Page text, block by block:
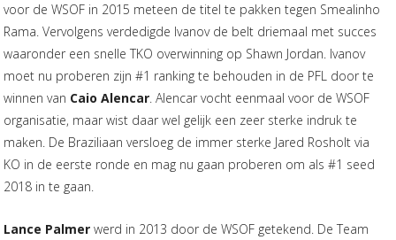
voor de WSOF in 2015 meteen de titel te pakken tegen Smealinho
Rama. Vervolgens verdedigde Ivanov de belt driemaal met succes
waaronder een snelle TKO overwinning op Shawn Jordan. Ivanov
moet nu proberen zijn #1 ranking te behouden in de PFL door te
winnen van Caio Alencar. Alencar vocht eenmaal voor de WSOF
organisatie, maar wist daar wel gelijk een zeer sterke indruk te
maken. De Braziliaan versloeg de immer sterke Jared Rosholt via
KO in de eerste ronde en mag nu gaan proberen om als #1 seed
2018 in te gaan.
Lance Palmer werd in 2013 door de WSOF getekend. De Team